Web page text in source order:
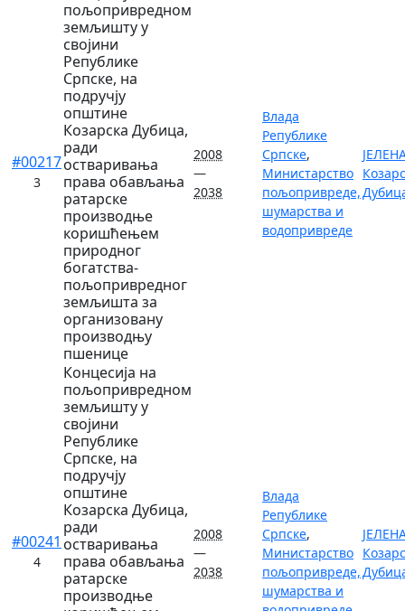
#00217
3
пољопривредном
земљишту у
својини
Републике
Српске, на
подручју
општине
Козарска Дубица,
ради
остваривања
права обављања
ратарске
производње
коришћењем
природног
богатства-
пољопривредног
земљишта за
организовану
производњу
пшенице
2008
—
2038
Влада
Републике
Српске,
Министарство
пољопривреде,
шумарства и
водопривреде
#00241
4
Концесија на
пољопривредном
земљишту у
својини
Републике
Српске, на
подручју
општине
Козарска Дубица,
ради
остваривања
права обављања
ратарске
производње
2008
—
2038
Влада
Републике
Српске,
Министарство
пољопривреде,
шумарства и